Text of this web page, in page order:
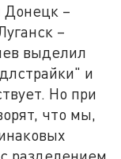
Донецк –
–
выделил
и
Но при
что мы,
разделением